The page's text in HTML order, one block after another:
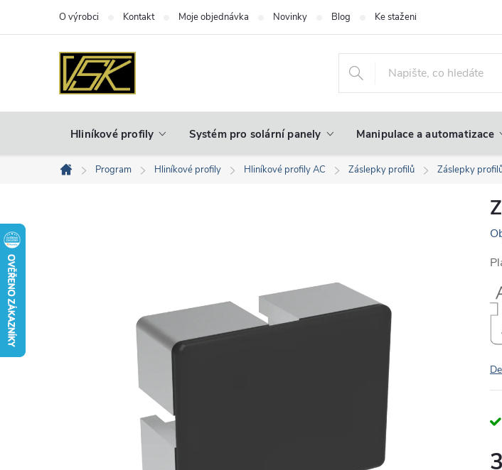
O výrobci Kontakt Moje objednávka Novinky Blog Ke stažení
Hliníkové profily Systém pro solární panely Manipulace a automatizace
Domů
Program Hliníkové profily Hliníkové profily AC Záslepky profilů Záslepky